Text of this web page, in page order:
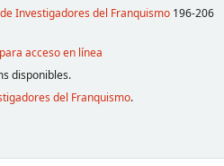
Investigadores del Franquismo196-206
acceso en línea
disponibles.
del Franquismo.